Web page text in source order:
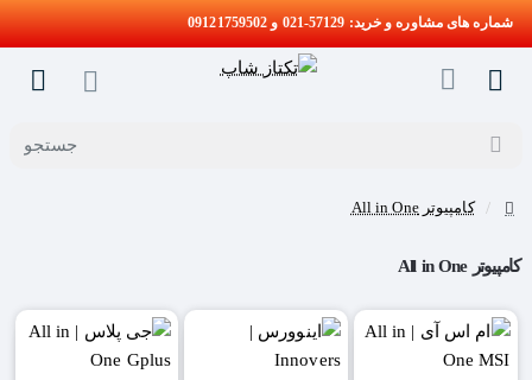
شماره های مشاوره و خرید: 57129-021 و 09121759502
جستجو
کامپیوتر All in One
کامپیوتر All in One